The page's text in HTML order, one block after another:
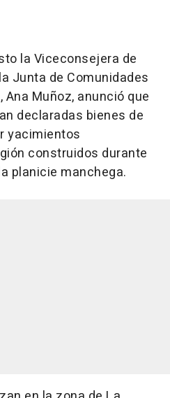
la Viceconsejera de
Junta de Comunidades
Muñoz, anunció que
declaradas bienes de
yacimientos
construidos durante
planicie manchega.